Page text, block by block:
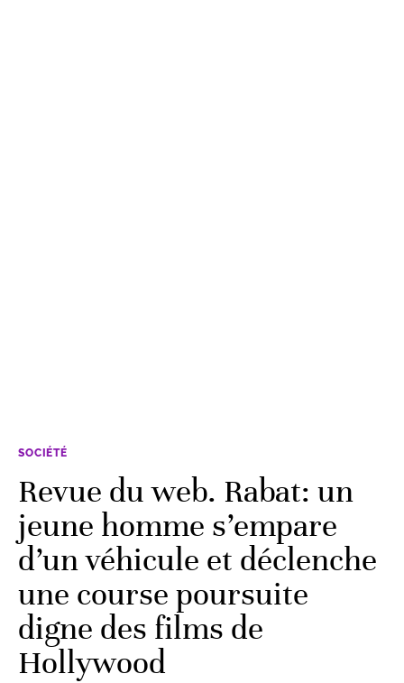
SOCIÉTÉ
Revue du web. Rabat: un
jeune homme s’empare
d’un véhicule et déclenche
une course poursuite
digne des films de
Hollywood